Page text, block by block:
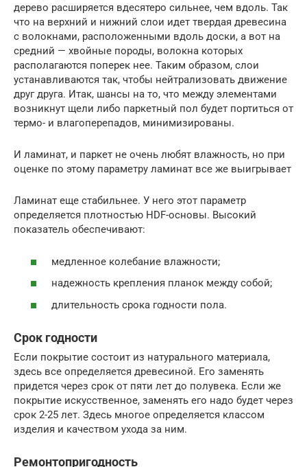
дерево расширяется вдесятеро сильнее, чем вдоль. Так
что на верхний и нижний слои идет твердая древесина
с волокнами, расположенными вдоль доски, а вот на
средний — хвойные породы, волокна которых
располагаются поперек нее. Таким образом, слои
устанавливаются так, чтобы нейтрализовать движение
друг друга. Итак, шансы на то, что между элементами
возникнут щели либо паркетный пол будет портиться от
термо- и влагоперепадов, минимизированы.
И ламинат, и паркет не очень любят влажность, но при
оценке по этому параметру ламинат все же выигрывает
Ламинат еще стабильнее. У него этот параметр
определяется плотностью HDF-основы. Высокий
показатель обеспечивают:
медленное колебание влажности;
надежность крепления планок между собой;
длительность срока годности пола.
Срок годности
Если покрытие состоит из натурального материала,
здесь все определяется древесиной. Его заменять
придется через срок от пяти лет до полувека. Если же
покрытие искусственное, заменять его надо будет через
срок 2-25 лет. Здесь многое определяется классом
изделия и качеством ухода за ним.
Ремонтопригодность